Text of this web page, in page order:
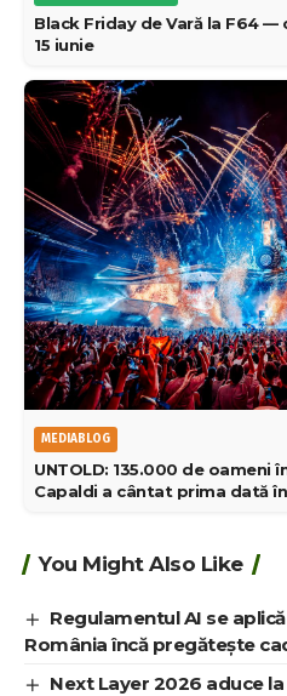
Black Friday de Vară la F64 —
15 iunie
MEDIABLOG
UNTOLD: 135.000 de oameni
Capaldi a cântat prima dată
You Might Also Like
Regulamentul AI se
România încă pregătește
Next Layer 2026 aduce